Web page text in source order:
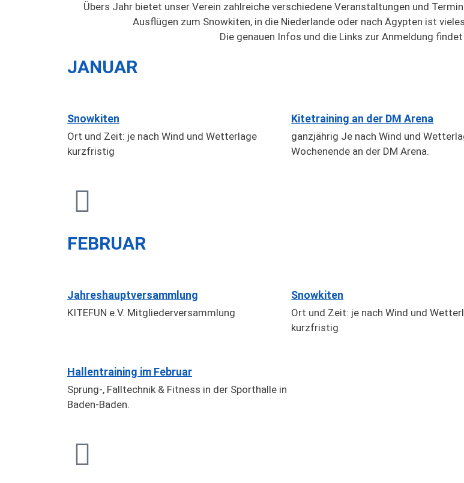
Übers Jahr bietet unser Verein zahlreiche verschiedene Veranstaltungen und
Ausflügen zum Snowkiten, in die Niederlande oder nach Ägypten ist
Die genauen Infos und die Links zur Anmeldung
JANUAR
Snowkiten
Ort und Zeit: je nach Wind und Wetterlage
kurzfristig
Kitetraining an der DM Arena
ganzjährig Je nach Wind und
Wochenende an der DM Arena.
FEBRUAR
Jahreshauptversammlung
KITEFUN e.V. Mitgliederversammlung
Snowkiten
Ort und Zeit: je nach Wind und
kurzfristig
Hallentraining im Februar
Sprung-, Falltechnik & Fitness in der Sporthalle in
Baden-Baden.